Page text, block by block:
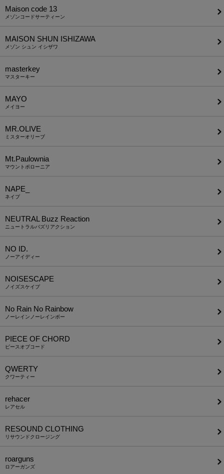
Maison code 13
メゾンコードサーティーン
MAISON SHUN ISHIZAWA
メゾン シュン イシザワ
masterkey
マスターキー
MAYO
メイヨー
MR.OLIVE
ミスターオリーブ
Mt.Paulownia
マウントポローニア
NAPE_
ネイプ
NEUTRAL Buzz Reaction
ニュートラルバズリアクション
NO ID.
ノーアイディー
NOISESCAPE
ノイズスケイプ
No Rain No Rainbow
ノーレインノーレインボー
PIECE OF CHORD
ピースオブコード
QWERTY
クワーティー
rehacer
レアセル
RESOUND CLOTHING
リサウンドクロージング
roarguns
ロアーガンズ